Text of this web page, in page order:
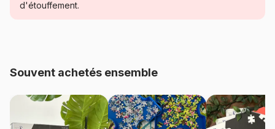
Catégorie
Provenance Espagne
Educa-18455
d'étouffement.
Souvent achetés ensemble